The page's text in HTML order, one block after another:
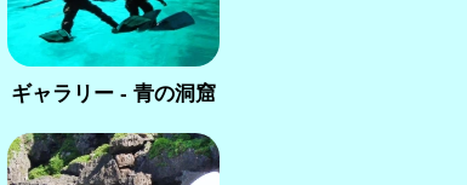
ギャラリー - 青の洞窟